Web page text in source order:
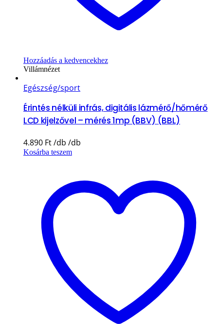
Hozzáadás a kedvencekhez
Villámnézet
Egészség/sport
Érintés nélküli infrás, digitális lázmérő/hőmérő
LCD kijelzővel – mérés 1mp (BBV) (BBL)
4.890 Ft
Kosárba teszem